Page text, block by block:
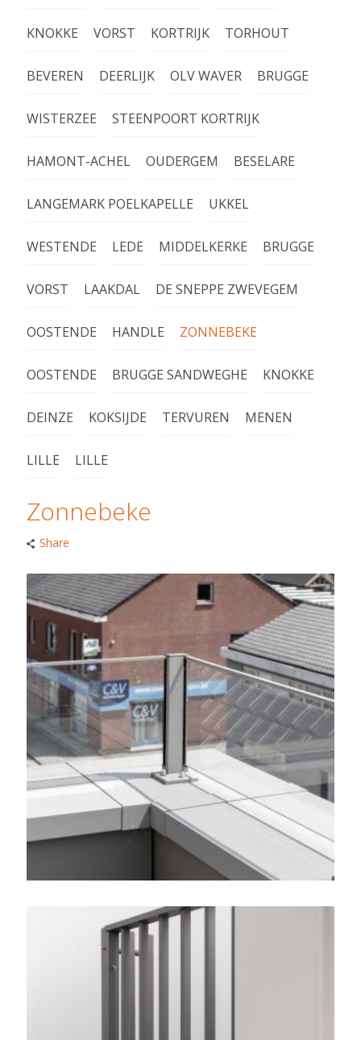
KNOKKE VORST KORTRIJK TORHOUT
BEVEREN DEERLIJK OLV WAVER BRUGGE
WISTERZEE STEENPOORT KORTRIJK
HAMONT-ACHEL OUDERGEM BESELARE
LANGEMARK POELKAPELLE UKKEL
WESTENDE LEDE MIDDELKERKE BRUGGE
VORST LAAKDAL DE SNEPPE ZWEVEGEM
OOSTENDE HANDLE ZONNEBEKE
OOSTENDE BRUGGE SANDWEGHE KNOKKE
DEINZE KOKSIJDE TERVUREN MENEN
LILLE LILLE
Zonnebeke
Share